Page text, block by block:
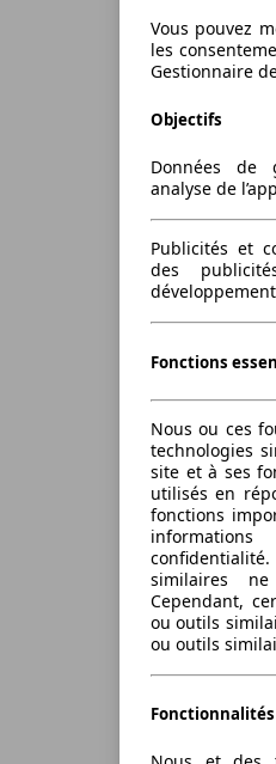
Vous pouvez
les
Gestionnaire
Objectifs
Données de
analyse de
Publicités et
des
Fonctions
Nous ou ces
technologies
site et à ses
utilisés en
fonctions
similaires
Cependant,
ou outils
ou outils
Fonctionnalités